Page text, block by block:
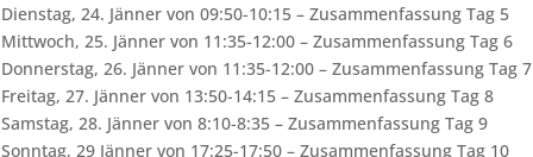
Dienstag, 24. Jänner von 09:50-10:15 – Zusammenfassung Tag 5
Mittwoch, 25. Jänner von 11:35-12:00 – Zusammenfassung Tag 6
Donnerstag, 26. Jänner von 11:35-12:00 – Zusammenfassung Tag 7
Freitag, 27. Jänner von 13:50-14:15 – Zusammenfassung Tag 8
Samstag, 28. Jänner von 8:10-8:35 – Zusammenfassung Tag 9
Sonntag, 29 Jänner von 17:25-17:50 – Zusammenfassung Tag 10